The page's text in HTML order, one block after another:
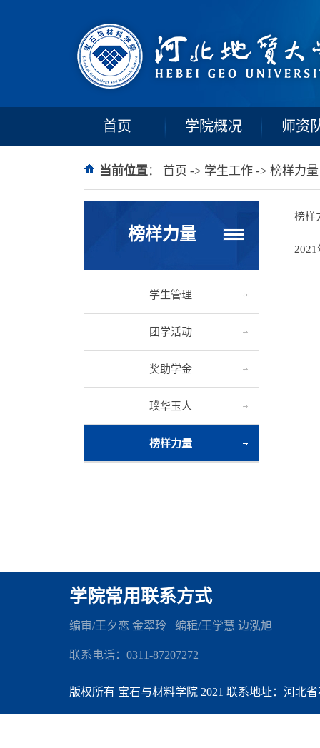
首页 学院概况 师资
当前位置： 首页 -> 学生工作-> 榜样力量
榜样力量
学生管理
团学活动
奖助学金
璞华玉人
榜样力量
榜样
学院常用联系方式
编审/王夕恋 金翠玲 编辑/王学慧 边泓旭
联系电话：0311-87207272
版权所有 宝石与材料学院 2021 联系地址：河北